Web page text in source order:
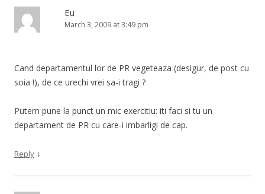
Eu
March 3, 2009 at 3:49 pm
Cand departamentul lor de PR vegeteaza (desigur, de post cu
soia !), de ce urechi vrei sa-i tragi ?
Putem pune la punct un mic exercitiu: iti faci si tu un
departament de PR cu care-i imbarligi de cap.
Reply ↓